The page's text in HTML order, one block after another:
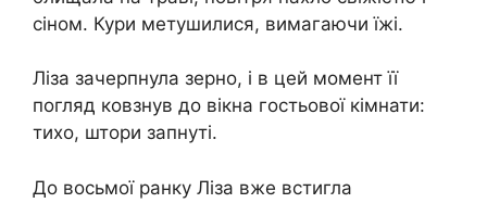
сіном. Кури метушилися, вимагаючи їжі.
Ліза зачерпнула зерно, і в цей момент її
погляд ковзнув до вікна гостьової кімнати:
тихо, штори запнуті.
До восьмої ранку Ліза вже встигла